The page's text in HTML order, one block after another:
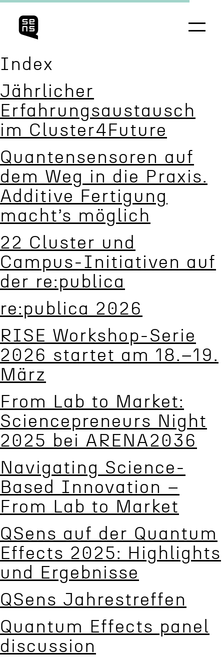
Index
Jährlicher
Erfahrungsaus­tausch
im Cluster4Future
Quanten­sensoren auf
dem Weg in die Praxis.
Additive Ferti­gung
macht’s möglich
22 Cluster und
Campus-Initiativen auf
der re:publica
re:publica 2026
RISE Workshop-Serie
2026 startet am 18.–19.
März
From Lab to Market:
Scien­cepre­neurs Night
2025 bei ARENA2036
Navigat­ing Science-
Based Innova­tion –
From Lab to Market
QSens auf der Quantum
Effects 2025: Highlights
und Ergebnisse
QSens Jahre­str­e­f­fen
Quantum Effects panel
discussion